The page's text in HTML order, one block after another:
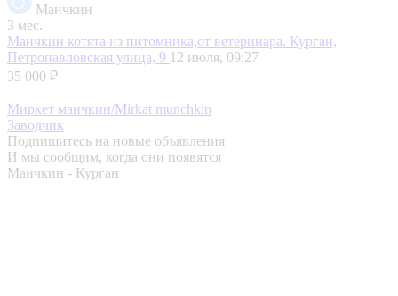
Манчкин
3 мес.
Манчкин котята из питомника,от ветеринара. Курган,
Петропавловская улица, 9 12 июля, 09:27
35 000 ₽
Миркет манчкин/Mirkat munchkin
Заводчик
Подпишитесь на новые объявления
И мы сообщим, когда они появятся
Манчкин - Курган